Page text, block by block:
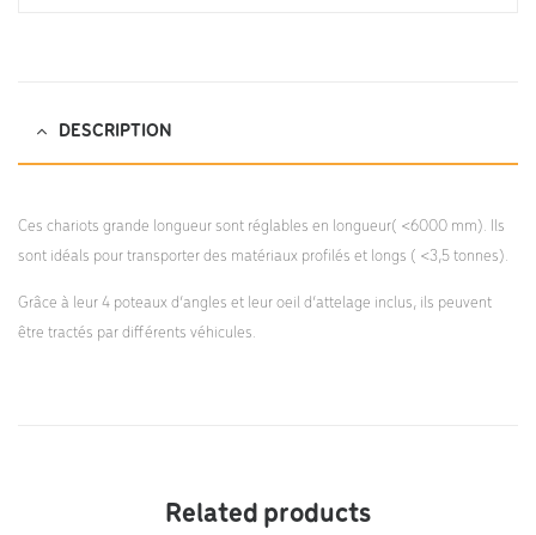
DESCRIPTION
Ces chariots grande longueur sont réglables en longueur( <6000 mm). Ils
sont idéals pour transporter des matériaux profilés et longs ( <3,5 tonnes).
Grâce à leur 4 poteaux d’angles et leur oeil d’attelage inclus, ils peuvent
être tractés par différents véhicules.
Related products